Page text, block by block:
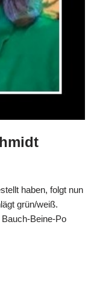
haben, folgt nun
grün/weiß.
Beine-Po